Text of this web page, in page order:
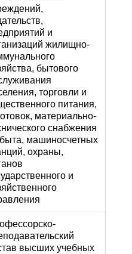
и
жилищно-
бытового
торговли и
питания,
материально-
снабжения
машиносчетных
охраны,
и
высших учебных